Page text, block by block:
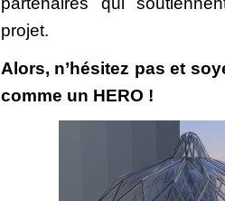
projet.
Alors, n’hésitez pas et
comme un HERO !